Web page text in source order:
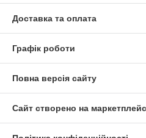
Доставка та оплата
Графік роботи
Повна версія сайту
Сайт створено на